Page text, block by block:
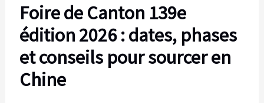
Foire de Canton 139e
édition 2026 : dates, phases
et conseils pour sourcer en
Chine